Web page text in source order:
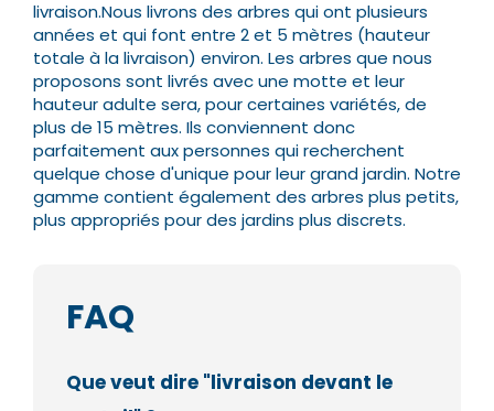
livraison.Nous livrons des arbres qui ont plusieurs
années et qui font entre 2 et 5 mètres (hauteur
totale à la livraison) environ. Les arbres que nous
proposons sont livrés avec une motte et leur
hauteur adulte sera, pour certaines variétés, de
plus de 15 mètres. Ils conviennent donc
parfaitement aux personnes qui recherchent
quelque chose d'unique pour leur grand jardin. Notre
gamme contient également des arbres plus petits,
plus appropriés pour des jardins plus discrets.
FAQ
Que veut dire "livraison devant le